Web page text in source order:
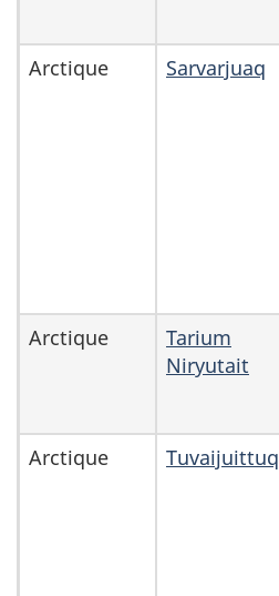
Arctique Sarvarjuaq
Arctique
Tarium
Niryutait
Arctique Tuvaijuittuq